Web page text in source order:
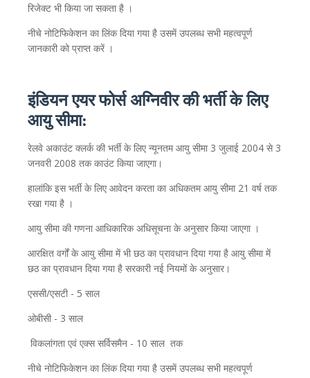
रिजेक्ट भी किया जा सकता है ।
नीचे नोटिफिकेशन का लिंक दिया गया है उसमें उपलब्ध सभी महत्वपूर्ण
जानकारी को प्राप्त करें ।
इंडियन एयर फोर्स अग्निवीर की भर्ती के लिए
आयु सीमा:
रेलवे अकाउंट क्लर्क की भर्ती के लिए न्यूनतम आयु सीमा3 जुलाई 2004 से3
जनवरी2008 तक काउंट किया जाएगा।
हालांकि इस भर्ती के लिए आवेदन करता का अधिकतम आयु सीमा21 वर्ष तक
रखा गया है ।
आयु सीमा की गणना आधिकारिक अधिसूचना के अनुसार किया जाएगा ।
आरक्षित वर्गों के आयु सीमा में भी छठ का प्रावधान दिया गया है आयु सीमा में
छठ का प्रावधान दिया गया है सरकारी नई नियमों के अनुसार।
एससी/एसटी- 5 साल
ओबीसी- 3 साल
विकलांगता एवं एक्स सर्विसमैन - 10 साल तक
नीचे नोटिफिकेशन का लिंक दिया गया है उसमें उपलब्ध सभी महत्वपूर्ण